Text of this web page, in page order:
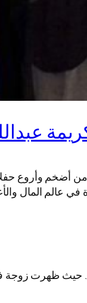
عبدالله
ياسر الرميان من كريمة
في عالم المال
ظهرت زوجة